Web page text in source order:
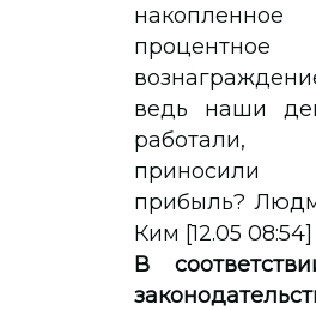
накопленное
процентное
ведь наши
работали,
приносили
прибыль?
Ким [12.05 08:54]
В